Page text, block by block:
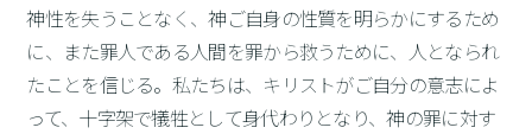
神性を失うことなく、神ご自身の性質を明らかにするため
に、また罪人である人間を罪から救うために、人となられ
たことを信じる。私たちは、キリストがご自分の意志によ
って、十字架で犠牲として身代わりとなり、神の罪に対す